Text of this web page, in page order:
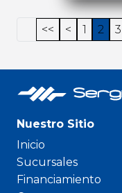
<< < 1 2 3
Nuestro Sitio
Inicio
Sucursales
Financiamiento